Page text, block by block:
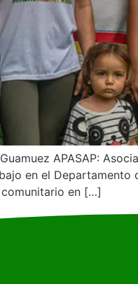
APASAP:
en el
en […]